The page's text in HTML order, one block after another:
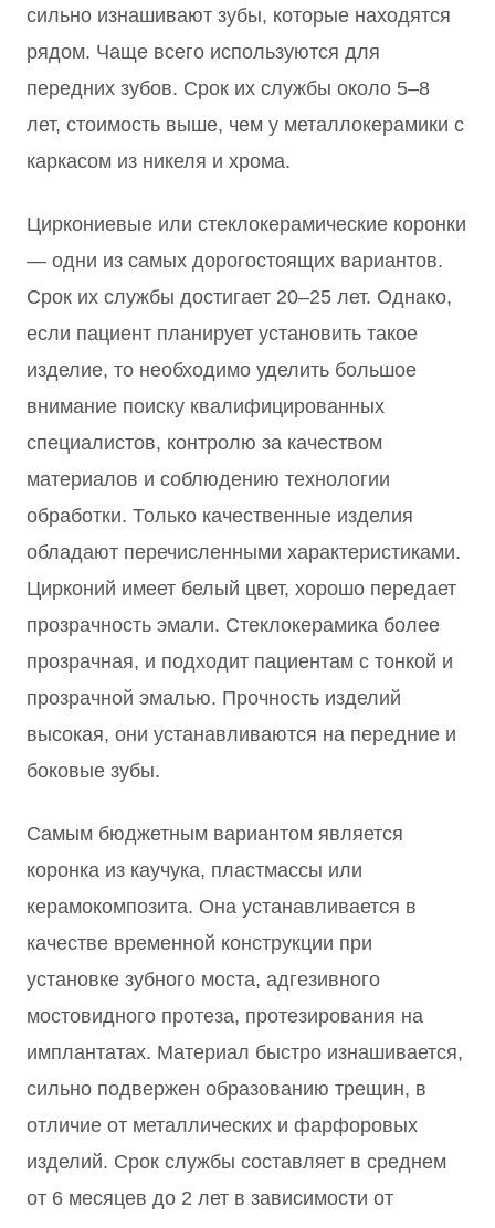
сильно изнашивают зубы, которые находятся
рядом. Чаще всего используются для
передних зубов. Срок их службы около 5–8
лет, стоимость выше, чем у металлокерамики с
каркасом из никеля и хрома.
Циркониевые или стеклокерамические коронки
— одни из самых дорогостоящих вариантов.
Срок их службы достигает 20–25 лет. Однако,
если пациент планирует установить такое
изделие, то необходимо уделить большое
внимание поиску квалифицированных
специалистов, контролю за качеством
материалов и соблюдению технологии
обработки. Только качественные изделия
обладают перечисленными характеристиками.
Цирконий имеет белый цвет, хорошо передает
прозрачность эмали. Стеклокерамика более
прозрачная, и подходит пациентам с тонкой и
прозрачной эмалью. Прочность изделий
высокая, они устанавливаются на передние и
боковые зубы.
Самым бюджетным вариантом является
коронка из каучука, пластмассы или
керамокомпозита. Она устанавливается в
качестве временной конструкции при
установке зубного моста, адгезивного
мостовидного протеза, протезирования на
имплантатах. Материал быстро изнашивается,
сильно подвержен образованию трещин, в
отличие от металлических и фарфоровых
изделий. Срок службы составляет в среднем
от 6 месяцев до 2 лет в зависимости от